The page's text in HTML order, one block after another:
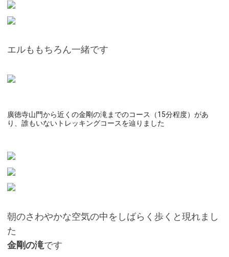
エルももちろん一緒です
廣徳寺山門から近くの金剛の滝 までのコース（15分程度）があ
り、誰もいない トレッキングコースを辿りました
朝のさわやかな空気の中をしばらく歩くと現れまし
た
金剛の滝です